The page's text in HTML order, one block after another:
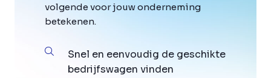
volgende voor jouw onderneming
betekenen.
Snel en eenvoudig de geschikte
bedrijfswagen vinden